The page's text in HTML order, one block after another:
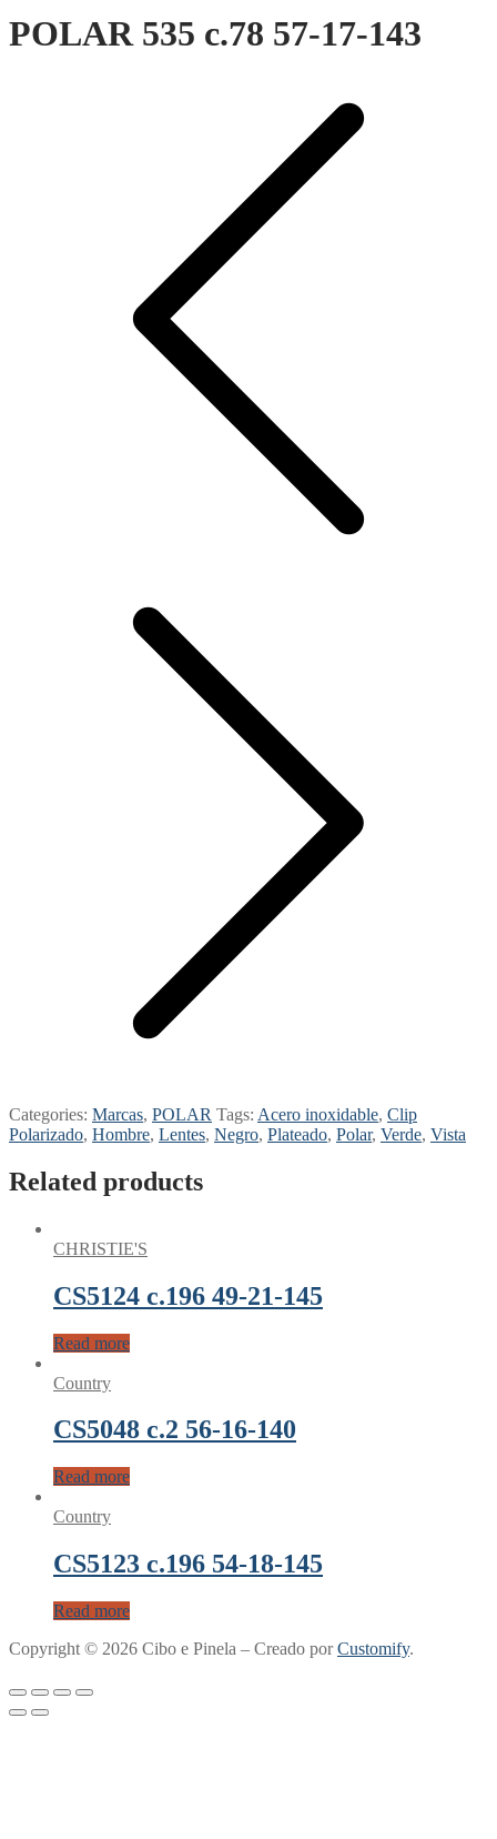
POLAR 535 c.78 57-17-143
Categories: Marcas, POLAR Tags: Acero inoxidable, Clip
Polarizado, Hombre, Lentes, Negro, Plateado, Polar, Verde, Vista
Related products
CHRISTIE'S
CS5124 c.196 49-21-145
Read more
Country
CS5048 c.2 56-16-140
Read more
Country
CS5123 c.196 54-18-145
Read more
Copyright © 2026 Cibo e Pinela – Creado porCustomify.